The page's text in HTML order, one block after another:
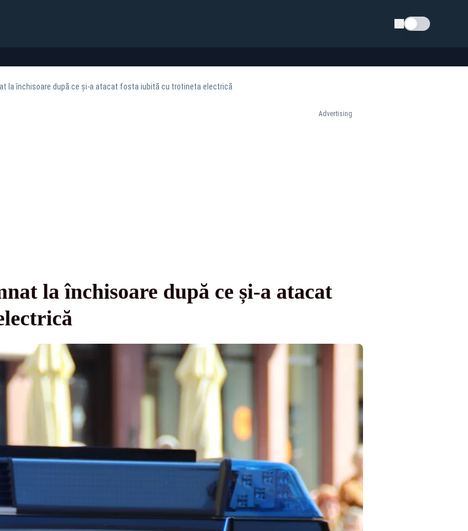
Schimba tema
la închisoare după ce și-a atacat fosta iubită cu trotineta electrică
Advertising
la închisoare după ce și-a atacat